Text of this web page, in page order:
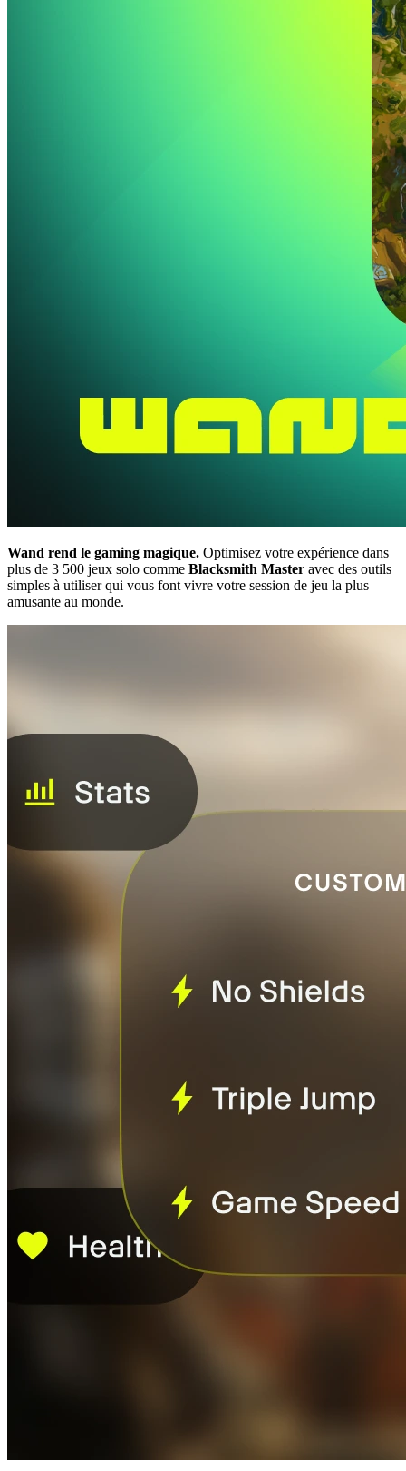
Wand rend le gaming magique. Optimisez votre expérience dans
plus de 3 500 jeux solo comme Blacksmith Master avec des outils
simples à utiliser qui vous font vivre votre session de jeu la plus
amusante au monde.